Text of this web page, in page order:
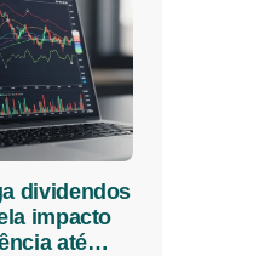
dividendos
impacto
até